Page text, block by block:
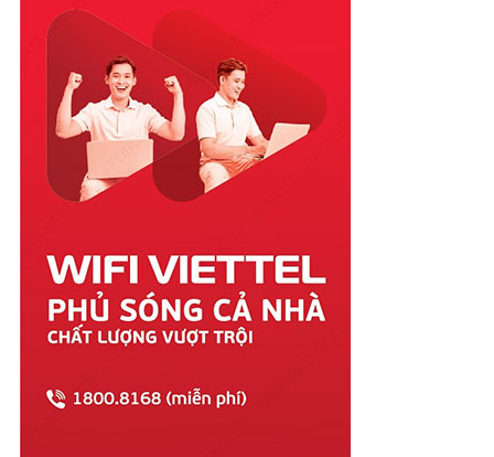
Quảng Ngãi
Quảng Ninh
Quảng Trị
Sóc Trăng
Sơn La
Tây Ninh
Thái Bình
Thái Nguyên
Thừa Thiên Huế
Tiền Giang
Trà Vinh
Tuyên Quang
Vĩnh Phúc
Vũng Tàu